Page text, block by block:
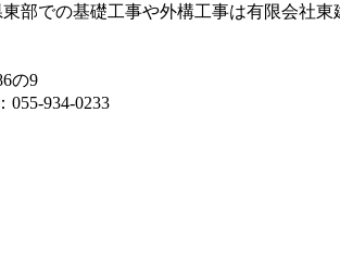
部での基礎工事や外構工事は有限会社東
の9
934-0233